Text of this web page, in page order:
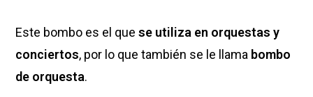
Este bombo es el quese utiliza en orquestas y
conciertos, por lo que también se le llama bombo
de orquesta.